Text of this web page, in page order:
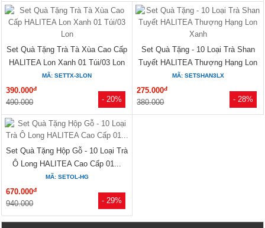
- 20%
Set Quà Tặng Trà Tà Xùa Cao Cấp
HALITEA Lon Xanh 01 Túi/03 Lon
MÃ: SETTX-3LON
390.000đ
490.000 - 28%
Set Quà Tặng - 10 Loại Trà Shan
Tuyết HALITEA Thượng Hạng Lon
Xanh
MÃ: SETSHAN3LX
275.000đ
380.000
- 29%
Set Quà Tặng Hộp Gỗ - 10 Loại Trà
Ô Long HALITEA Cao Cấp 01...
MÃ: SETOL-HG
670.000đ
940.000